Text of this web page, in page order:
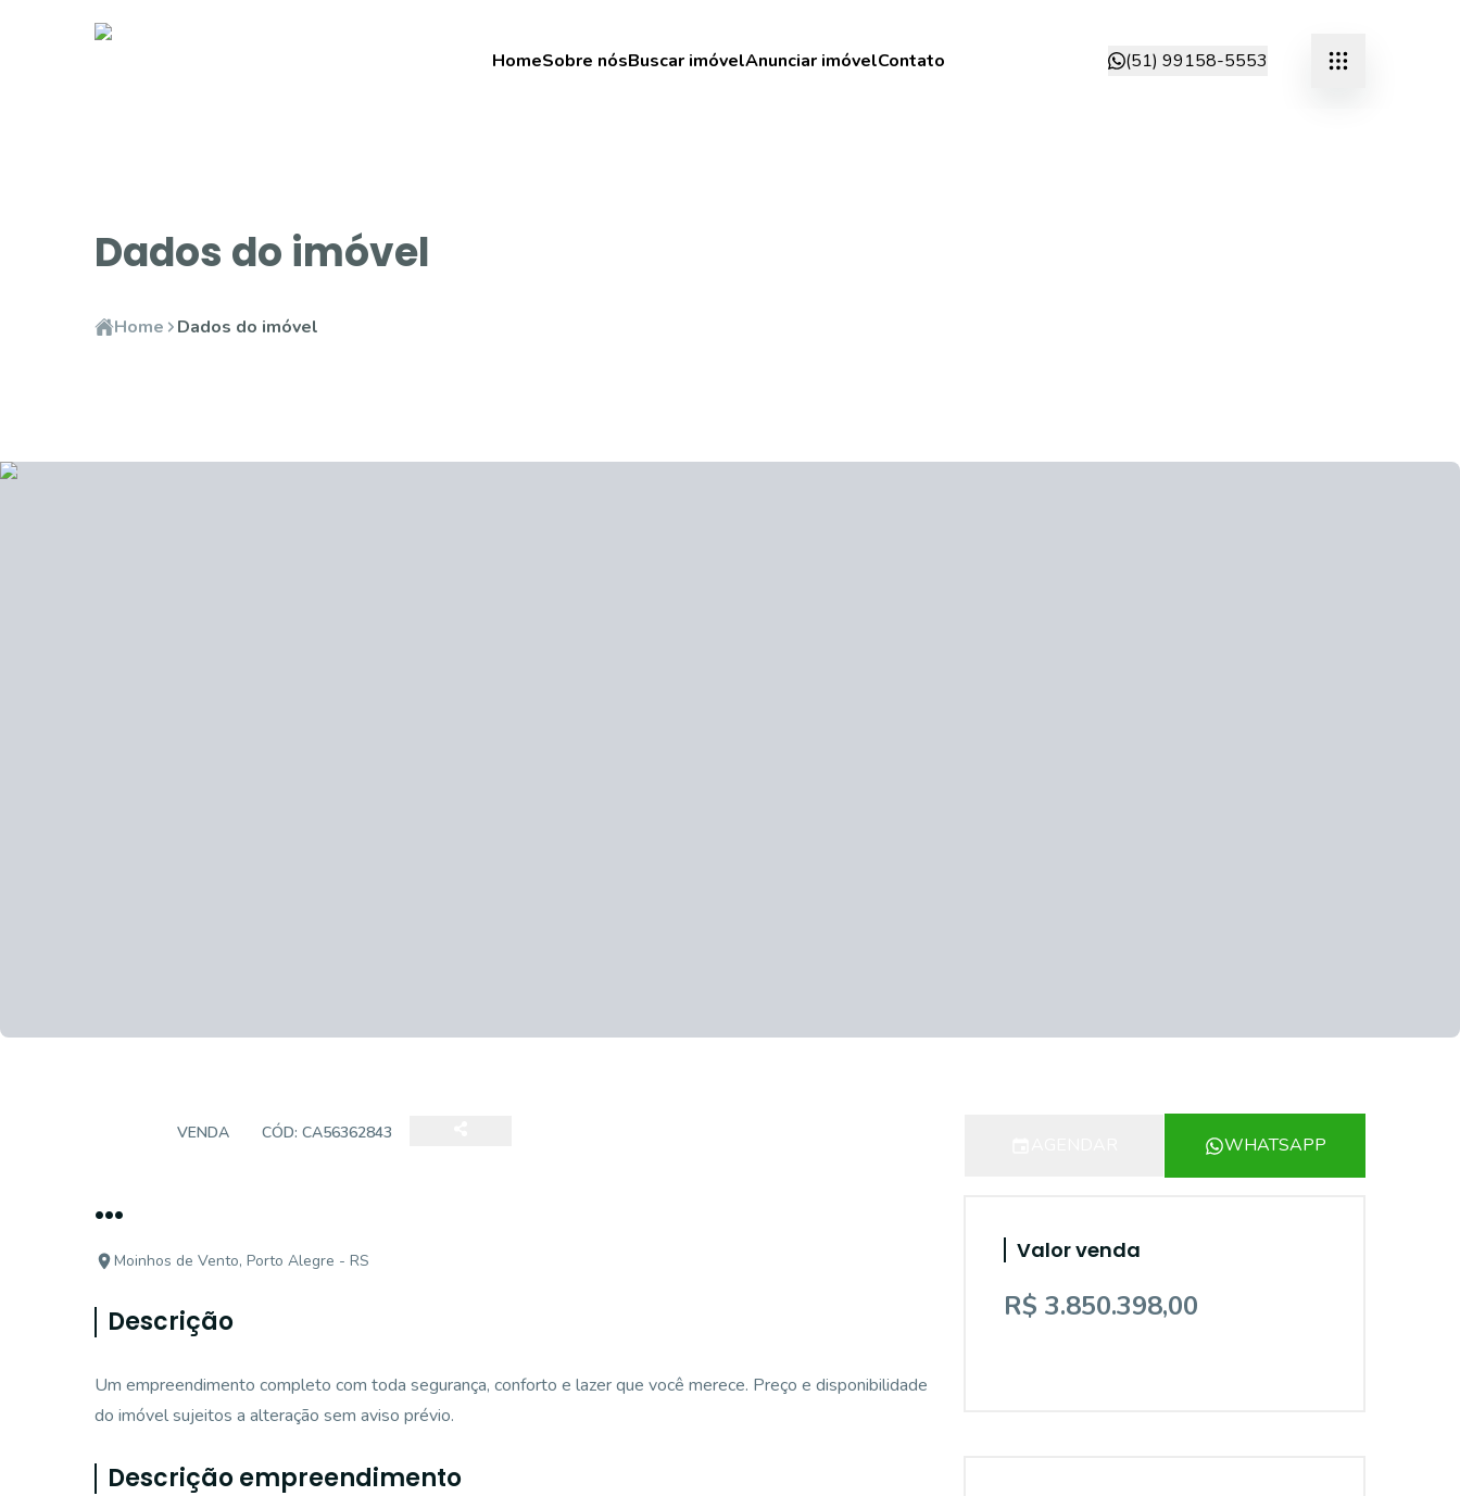
HomeSobre nósBuscar imóvelAnunciar imóvelContato (51) 99158-5553
Dados do imóvel
Home Dados do imóvel
VENDA CÓD: CA56362843
...
Moinhos de Vento, Porto Alegre - RS
Descrição
Um empreendimento completo com toda segurança, conforto e lazer que você merece. Preço e disponibilidade
do imóvel sujeitos a alteração sem aviso prévio.
Descrição empreendimento
WHATSAPP
Valor venda
R$ 3.850.398,00